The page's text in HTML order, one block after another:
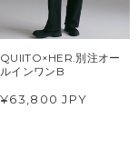
QUIITO×HER.別注オー
ルインワンB
¥63,800 JPY